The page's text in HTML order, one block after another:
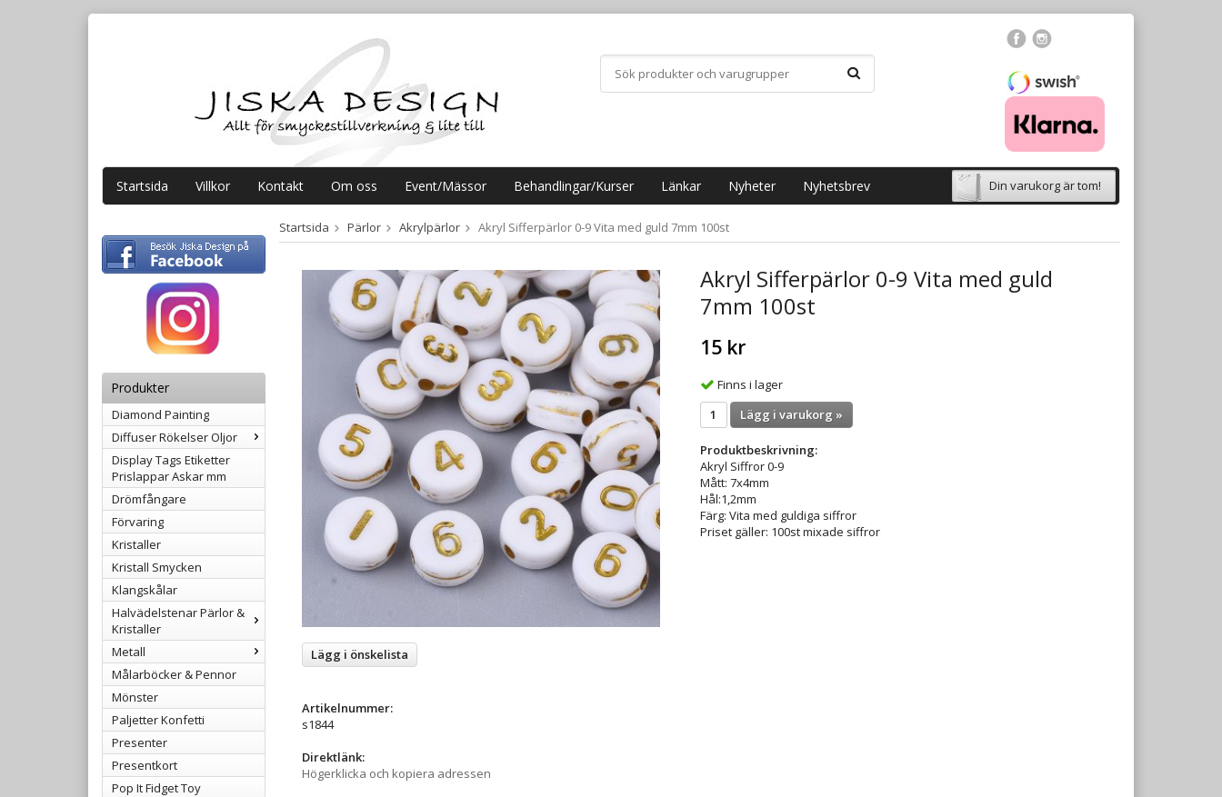
Startsida Villkor Kontakt Om oss Event/Mässor Behandlingar/Kurser Länkar Nyheter Nyhetsbrev Din varukorg är tom!
Produkter
Diamond Painting
Diffuser Rökelser Oljor
Display Tags Etiketter
Prislappar Askar mm
Drömfångare
Förvaring
Kristaller
Kristall Smycken
Klangskålar
Halvädelstenar Pärlor &
Kristaller
Metall
Målarböcker & Pennor
Mönster
Paljetter Konfetti
Presenter
Presentkort
Pop It Fidget Toy
Startsida Pärlor Akrylpärlor Akryl Sifferpärlor 0-9 Vita med guld 7mm 100st
Akryl Sifferpärlor 0-9 Vita med guld
7mm 100st
15 kr
Finns i lager
Lägg i varukorg »
Produktbeskrivning:
Akryl Siffror 0-9
Mått: 7x4mm
Hål:1,2mm
Färg: Vita med guldiga siffror
Priset gäller: 100st mixade siffror
Lägg i önskelista
Artikelnummer:
s1844
Direktlänk:
Högerklicka och kopiera adressen